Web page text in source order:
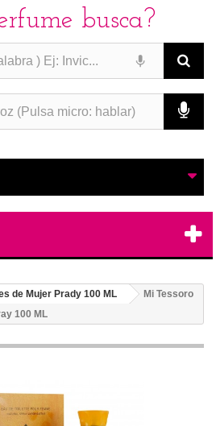
busca?
de Mujer Prady 100 ML
Mi Tessoro
100 ML